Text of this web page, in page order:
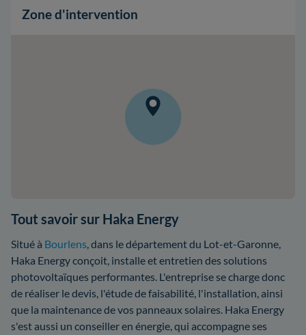
Zone d'intervention
Tout savoir sur Haka Energy
Situé à Bourlens, dans le département du Lot-et-Garonne,
Haka Energy conçoit, installe et entretien des solutions
photovoltaïques performantes. L'entreprise se charge donc
de réaliser le devis, l'étude de faisabilité, l'installation, ainsi
que la maintenance de vos panneaux solaires. Haka Energy
s'est aussi un conseiller en énergie, qui accompagne ses